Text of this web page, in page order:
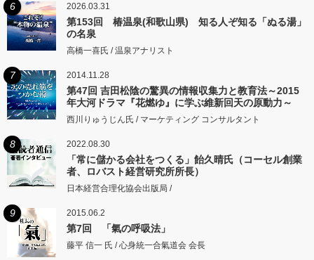
6 2026.03.31
第153回 椿温泉(和歌山県) 知る人ぞ知る「ぬる湯」
の名泉
高橋一喜氏 / 温泉アナリスト
7 2014.11.28
第47回 吉田松陰の驚異の情報収集力と教育法～2015
年大河ドラマ『花燃ゆ』に学ぶ維新回天の原動力～
西川りゅうじん氏 / マーケティング コンサルタント
8 2022.08.30
「常に儲かる会社をつくる」飴久晴氏（コーセル創業
者、ロバスト経営研究所所長）
日本経営合理化協会出版局 /
9 2015.06.2
第7回 「氣の呼吸法」
藤平 信一 氏 / 心身統一合氣道会 会長